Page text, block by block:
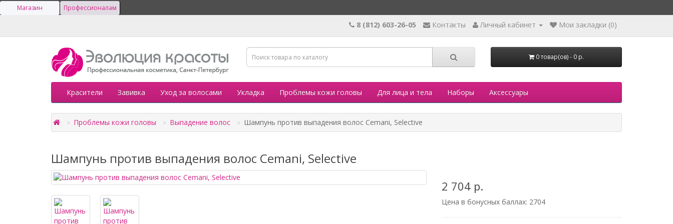
Магазин Профессионалам
8 (812) 603-26-05 Контакты Личный кабинет Мои закладки (0)
0 товар(ов) - 0 р.
Красители Завивка Уход за волосами Укладка Проблемы кожи головы Для лица и тела Наборы Аксессуары
Проблемы кожи головы Выпадение волос Шампунь против выпадения волос Cemani, Selective
Шампунь против выпадения волос Cemani, Selective
2 704 р.
Цена в бонусных баллах: 2704